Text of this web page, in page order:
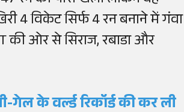
4 विकेट सिर्फ 4 रन बनाने में गंवा
की ओर से सिराज, रबाडा और
के वर्ल्ड रिकॉर्ड की कर ली